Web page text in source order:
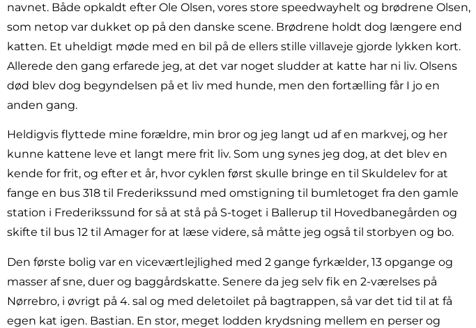
navnet. Både opkaldt efter Ole Olsen, vores store speedwayhelt og brødrene Olsen,
som netop var dukket op på den danske scene. Brødrene holdt dog længere end
katten. Et uheldigt møde med en bil på de ellers stille villaveje gjorde lykken kort.
Allerede den gang erfarede jeg, at det var noget sludder at katte har ni liv. Olsens
død blev dog begyndelsen på et liv med hunde, men den fortælling får I jo en
anden gang.
Heldigvis flyttede mine forældre, min bror og jeg langt ud af en markvej, og her
kunne kattene leve et langt mere frit liv. Som ung synes jeg dog, at det blev en
kende for frit, og efter et år, hvor cyklen først skulle bringe en til Skuldelev for at
fange en bus 318 til Frederikssund med omstigning til bumletoget fra den gamle
station i Frederikssund for så at stå på S-toget i Ballerup til Hovedbanegården og
skifte til bus 12 til Amager for at læse videre, så måtte jeg også til storbyen og bo.
Den første bolig var en viceværtlejlighed med 2 gange fyrkælder, 13 opgange og
masser af sne, duer og baggårdskatte. Senere da jeg selv fik en 2-værelses på
Nørrebro, i øvrigt på 4. sal og med deletoilet på bagtrappen, så var det tid til at få
egen kat igen. Bastian. En stor, meget lodden krydsning mellem en perser og